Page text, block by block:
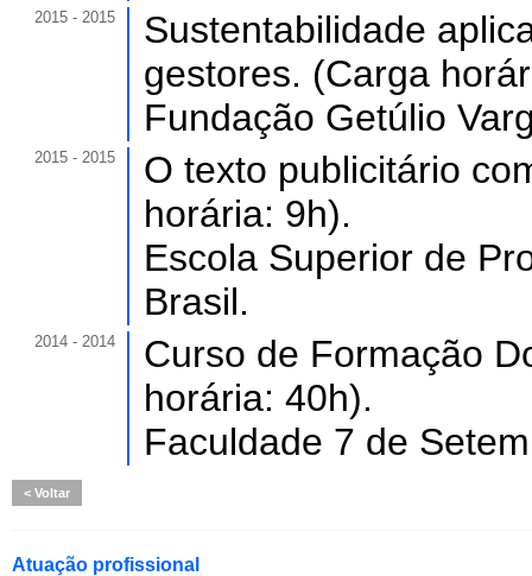
2015 - 2015
Sustentabilidade
gestores. (Carga
Fundação Getúlio
2015 - 2015
O texto publicitário
horária: 9h).
Escola Superior de
Brasil.
2014 - 2014
Curso de Formação
horária: 40h).
Faculdade 7 de
Voltar
Atuação profissional